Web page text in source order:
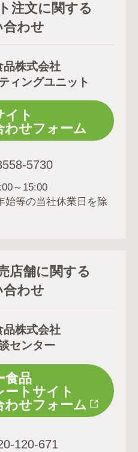
注文に関する
合わせ
品株式会社
ィングユニット
イト
わせフォーム
5730
～15:00
始等の当社休業日を除
店舗に関する
合わせ
品株式会社
センター
食品
ートサイト
わせフォーム
120-671